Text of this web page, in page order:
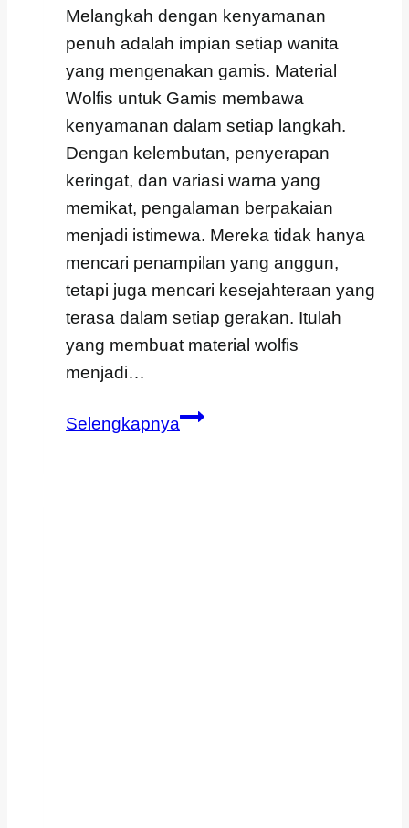
Melangkah dengan kenyamanan
penuh adalah impian setiap wanita
yang mengenakan gamis. Material
Wolfis untuk Gamis membawa
kenyamanan dalam setiap langkah.
Dengan kelembutan, penyerapan
keringat, dan variasi warna yang
memikat, pengalaman berpakaian
menjadi istimewa. Mereka tidak hanya
mencari penampilan yang anggun,
tetapi juga mencari kesejahteraan yang
terasa dalam setiap gerakan. Itulah
yang membuat material wolfis
menjadi…
SelengkapnyaMaterial